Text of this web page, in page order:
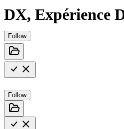
DX, Expérience
Follow
Follow